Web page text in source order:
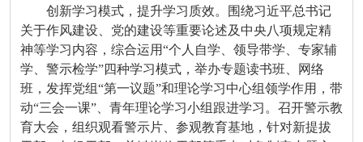
创新学习模式，提升学习质效。围绕习近平总书记
关于作风建设、党的建设等重要论述及中央八项规定精
神等学习内容，综合运用“个人自学、领导带学、专家辅
学、警示检学”四种学习模式，举办专题读书班、网络
班，发挥党组“第一议题”和理论学习中心组领学作用，带
动“三会一课”、青年理论学习小组跟进学习。召开警示教
育大会，组织观看警示片、参观教育基地，针对新提拔